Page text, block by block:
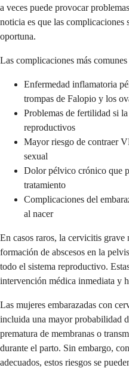
a veces puede provocar
noticia es que las complicaciones
oportuna.
Las complicaciones más
Enfermedad inflamatoria
trompas de Falopio y los
Problemas de fertilidad si
reproductivos
Mayor riesgo de contraer
sexual
Dolor pélvico crónico que
tratamiento
Complicaciones del
al nacer
En casos raros, la cervicitis grave
formación de abscesos en la
todo el sistema reproductivo.
intervención médica inmediata y
Las mujeres embarazadas con
incluida una mayor probabilidad
prematura de membranas o
durante el parto. Sin embargo,
adecuados, estos riesgos se